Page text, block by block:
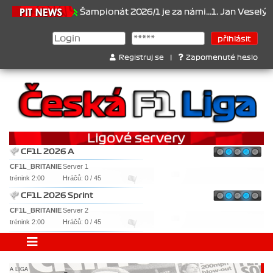
Šampionát 2026/1 je za námi...1. Jan Veselý , 2. Jan
Registruj se Zapomenuté heslo
CF1L 2026 A
CF1L_BRITANIEServer 1
trénink 2:00
Hráčů: 0 / 45
CF1L 2026 Sprint
CF1L_BRITANIEServer 2
trénink 2:00
Hráčů: 0 / 45
A LIGA